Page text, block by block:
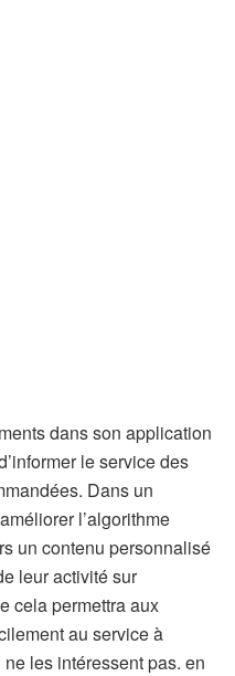
dans son application
le service des
Dans un
l’algorithme
un contenu personnalisé
leur activité sur
cela permettra aux
au service à
les intéressent pas. en